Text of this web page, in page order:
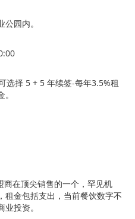
园内。
选择 5 + 5 年续签-每年3.5%租
在顶尖销售的一个，罕见机
租金包括支出，当前餐饮数字不
投资。